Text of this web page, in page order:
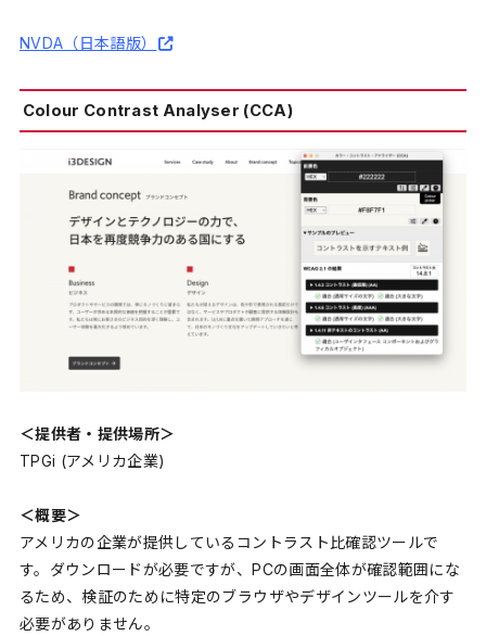
NVDA（日本語版）
Colour Contrast Analyser (CCA)
＜提供者・提供場所＞
TPGi (アメリカ企業)
＜概要＞
アメリカの企業が提供しているコントラスト比確認ツールで
す。ダウンロードが必要ですが、PCの画面全体が確認範囲にな
るため、検証のために特定のブラウザやデザインツールを介す
必要がありません。